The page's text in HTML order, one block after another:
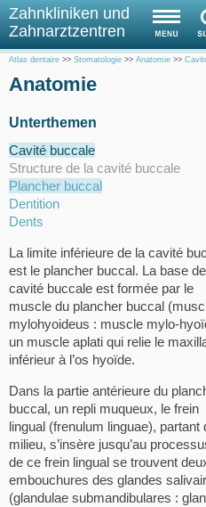
Zahnkliniken und
Zahnarztzentren
Atlas dentaire >> Stomatologie >> Anatomie >>
Anatomie
Unterthemen
Cavité buccale
Structure de la cavité buccale
Plancher buccal
Dentition
Dents
La limite inférieure de la cavité
est le plancher buccal. La base
cavité buccale est formée par le
muscle du plancher buccal
mylohyoideus : muscle mylo-
un muscle aplati qui relie le
inférieur à l’os hyoïde.
Dans la partie antérieure du
buccal, un repli muqueux, le frein
lingual (frenulum linguae), partant
milieu, s’insère jusqu’au
de ce frein lingual se trouvent
embouchures des glandes
(glandulae submandibulares :